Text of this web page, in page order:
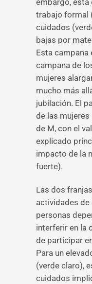
embargo, esta
trabajo formal
cuidados
bajas por
Esta campana
campana de
mujeres
mucho más
jubilación. El
de las
de M, con el
explicado
impacto de la
fuerte).
Las dos
actividades de
personas
interferir en la
de participar
Para un
(verde claro),
cuidados